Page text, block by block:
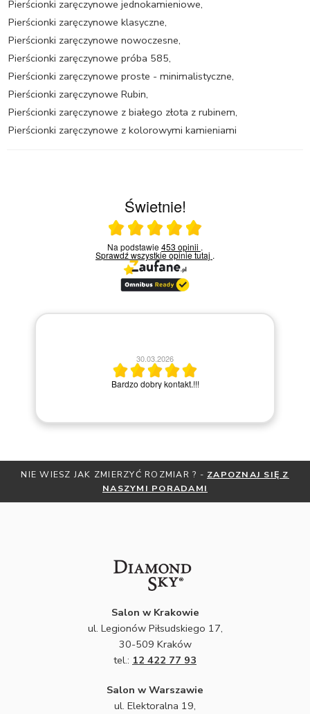
Pierścionki zaręczynowe jednokamieniowe,
Pierścionki zaręczynowe klasyczne,
Pierścionki zaręczynowe nowoczesne,
Pierścionki zaręczynowe próba 585,
Pierścionki zaręczynowe proste - minimalistyczne,
Pierścionki zaręczynowe Rubin,
Pierścionki zaręczynowe z białego złota z rubinem,
Pierścionki zaręczynowe z kolorowymi kamieniami
Świetnie!
Ocena średnia 5 na 5
Na podstawie453 opinii .
Sprawdź wszystkie opinietutaj .
30.03.2026
Bardzo dobry kontakt.!!!
NIE WIESZ JAK ZMIERZYĆ ROZMIAR ? - ZAPOZNAJ SIĘ Z
NASZYMI PORADAMI
Salon w Krakowie
ul. Legionów Piłsudskiego 17,
30-509 Kraków
tel.: 12 422 77 93
Salon w Warszawie
ul. Elektoralna 19,